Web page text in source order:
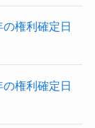
権利確定日
権利確定日